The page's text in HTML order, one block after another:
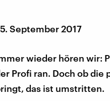
September 2017
wieder hören wir:
Profi ran. Doch ob
das ist umstritten.